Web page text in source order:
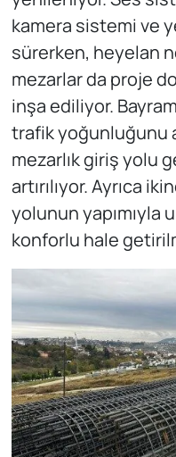
kamera sistemi ve
sürerken, heyelan
mezarlar da proje
inşa ediliyor.
trafik yoğunluğunu
mezarlık giriş yolu
artırılıyor. Ayrıca
yolunun yapımıyla
konforlu hale